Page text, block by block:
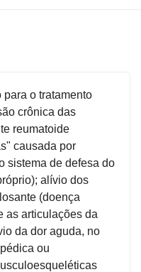
o tratamento
crônica das
reumatoide
causada por
sistema de defesa do
alívio dos
(doença
as articulações da
da dor aguda, no
ou